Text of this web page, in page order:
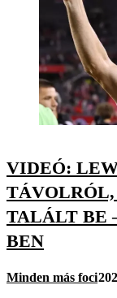
VIDEÓ:
TALÁLT BE
BEN
Minden más foci